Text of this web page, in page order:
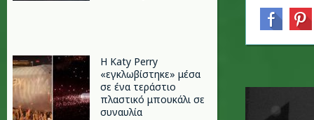
H Katy Perry
«εγκλωβίστηκε» μέσα
σε ένα τεράστιο
πλαστικό μπουκάλι σε
συναυλία